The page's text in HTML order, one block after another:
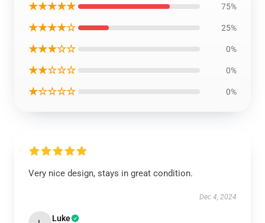
★★★★★ 75%
★★★★☆ 25%
★★★☆☆ 0%
★★☆☆☆ 0%
★☆☆☆☆ 0%
Very nice design, stays in great condition.
Dec 4, 2024
Luke